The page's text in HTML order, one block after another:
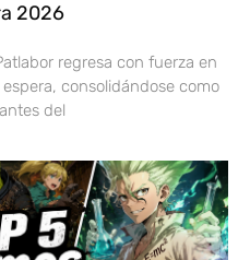
2026
regresa con fuerza en
consolidándose como
del